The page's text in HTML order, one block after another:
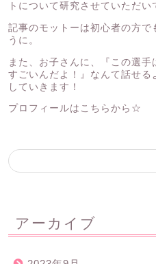
トについて研究させていただい
記事のモットーは初心者の方で
うに。
また、お子さんに、『この選手
すごいんだよ！』なんて話せる
していきます！
プロフィールはこちらから☆
アーカイブ